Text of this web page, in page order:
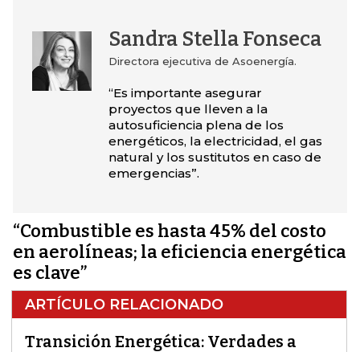
Sandra Stella Fonseca
Directora ejecutiva de Asoenergía.
“Es importante asegurar
proyectos que lleven a la
autosuficiencia plena de los
energéticos, la electricidad, el gas
natural y los sustitutos en caso de
emergencias”.
“Combustible es hasta 45% del costo
en aerolíneas; la eficiencia energética
es clave”
ARTÍCULO RELACIONADO
Transición Energética: Verdades a